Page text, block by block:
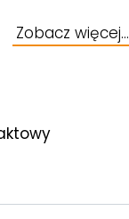
Zobacz więcej…